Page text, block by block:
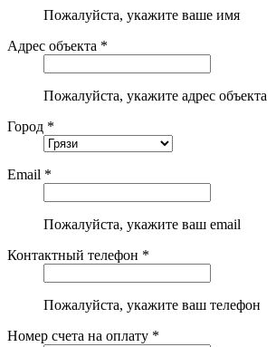
Пожалуйста, укажите ваше имя
Адрес объекта *
Пожалуйста, укажите адрес объекта
Город *
Email *
Пожалуйста, укажите ваш email
Контактный телефон *
Пожалуйста, укажите ваш телефон
Номер счета на оплату *